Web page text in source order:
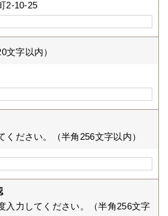
2-10-25
文字以内）
ください。（半角256文字以内）
入力してください。（半角256文字